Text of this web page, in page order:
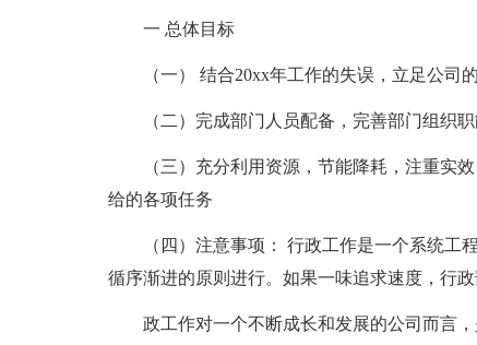
一 总体目标
（一） 结合20xx年工作的失误，立足公司
（二）完成部门人员配备，完善部门组织
（三）充分利用资源，节能降耗，注重实
给的各项任务
（四）注意事项： 行政工作是一个系统
循序渐进的原则进行。如果一味追求速度，行
政工作对一个不断成长和发展的公司而言